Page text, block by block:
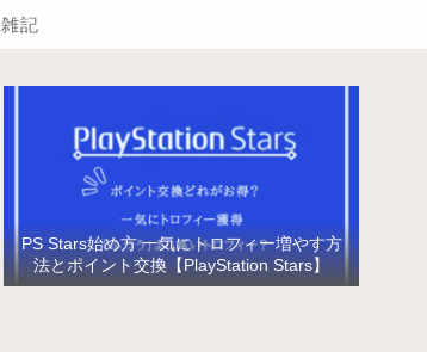
雑記
PS Stars始め方 一気にトロフィー増やす方
法とポイント交換【PlayStation Stars】